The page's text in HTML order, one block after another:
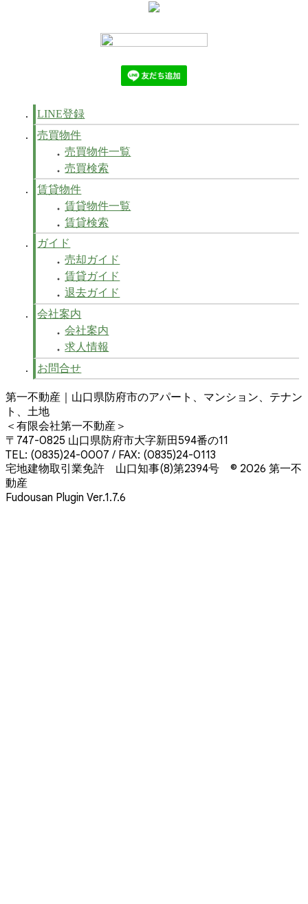
LINE登録
売買物件
売買物件一覧
売買検索
賃貸物件
賃貸物件一覧
賃貸検索
ガイド
売却ガイド
賃貸ガイド
退去ガイド
会社案内
会社案内
求人情報
お問合せ
第一不動産｜山口県防府市のアパート、マンション、テナン
ト、土地
＜有限会社第一不動産＞
〒747-0825 山口県防府市大字新田594番の11
TEL: (0835)24-0007 / FAX: (0835)24-0113
宅地建物取引業免許 山口知事(8)第2394号 © 2026 第一不
動産
Fudousan Plugin Ver.1.7.6